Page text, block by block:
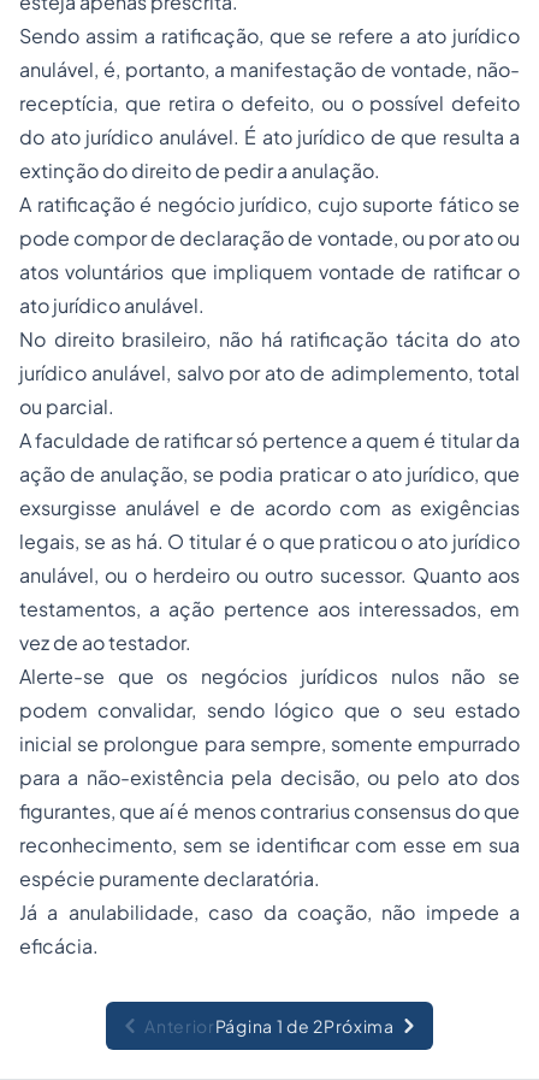
Sendo assim a ratificação, que se refere a ato jurídico
anulável, é, portanto, a manifestação de vontade, não-
receptícia, que retira o defeito, ou o possível defeito
do ato jurídico anulável. É ato jurídico de que resulta a
extinção do direito de pedir a anulação.
A ratificação é negócio jurídico, cujo suporte fático se
pode compor de declaração de vontade, ou por ato ou
atos voluntários que impliquem vontade de ratificar o
ato jurídico anulável.
No direito brasileiro, não há ratificação tácita do ato
jurídico anulável, salvo por ato de adimplemento, total
ou parcial.
A faculdade de ratificar só pertence a quem é titular da
ação de anulação, se podia praticar o ato jurídico, que
exsurgisse anulável e de acordo com as exigências
legais, se as há. O titular é o que praticou o ato jurídico
anulável, ou o herdeiro ou outro sucessor. Quanto aos
testamentos, a ação pertence aos interessados, em
vez de ao testador.
Alerte-se que os negócios jurídicos nulos não se
podem convalidar, sendo lógico que o seu estado
inicial se prolongue para sempre, somente empurrado
para a não-existência pela decisão, ou pelo ato dos
figurantes, que aí é menos contrarius consensus do que
reconhecimento, sem se identificar com esse em sua
espécie puramente declaratória.
Já a anulabilidade, caso da coação, não impede a
eficácia.
AnteriorPágina 1 de 2Próxima